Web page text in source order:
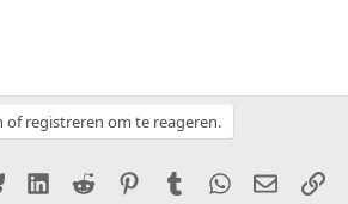
of registreren om te reageren.
BlueskyLinkedIn
Reddit PinterestTumblr WhatsApp
E-mail